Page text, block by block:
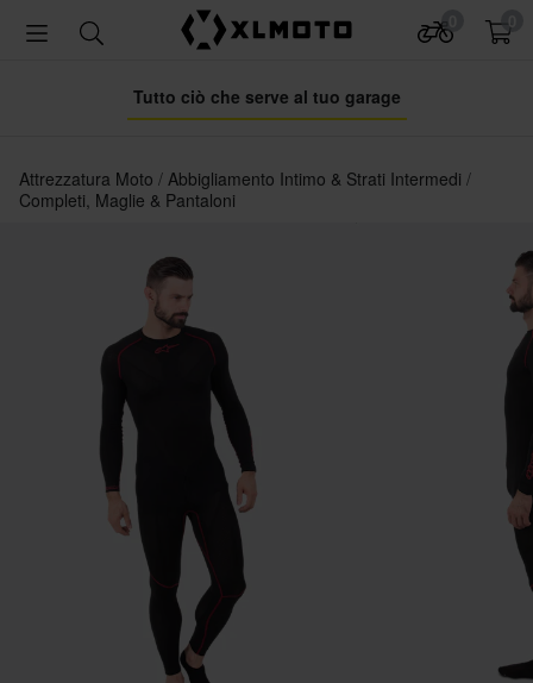
Tutto ciò che serve al tuo garage
Attrezzatura Moto
Abbigliamento Intimo & Strati Intermedi
Completi, Maglie & Pantaloni